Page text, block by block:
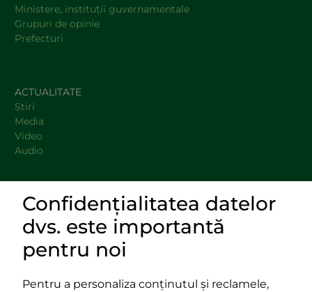
Ministere, instituţii guvernamentale
Grupuri de opinie
Prefecturi
ACTUALITATE
Știri
Media
Video
Audio
DOCUMENTE
LINKURI UTILE
Confidențialitatea datelor
dvs. este importantă
pentru noi
Pentru a personaliza conținutul și reclamele,